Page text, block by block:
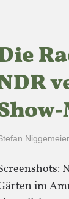
Niggemeier
im